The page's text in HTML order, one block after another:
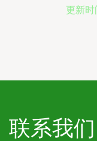
更新
联系我